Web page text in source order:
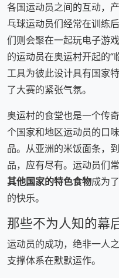
各国运动员之间的互动，
乓球运动员们经常在训练
们则会聚在一起玩电子游
的运动员在奥运村开起的“
工具为彼此设计具有国家
了大赛的紧张气氛。
奥运村的食堂也是一个传
个国家和地区运动员的口
品。从亚洲的米饭面条，
品，应有尽有。运动员们
其他国家的特色食物成为
的快乐。
那些不为人知的幕
运动员的成功，绝非一人
支撑体系在默默运作。